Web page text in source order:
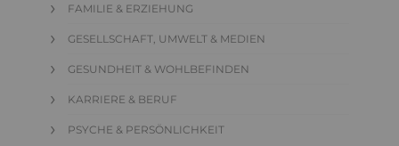
FAMILIE & ERZIEHUNG
GESELLSCHAFT, UMWELT & MEDIEN
GESUNDHEIT & WOHLBEFINDEN
KARRIERE & BERUF
PSYCHE & PERSÖNLICHKEIT